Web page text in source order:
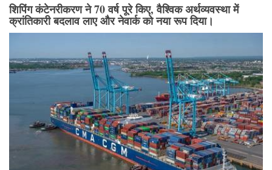
शिपिंग कंटेनरीकरण ने 70 वर्ष पूरे किए, वैश्विक अर्थव्यवस्था में
क्रांतिकारी बदलाव लाए और नेवार्क को नया रूप दिया।